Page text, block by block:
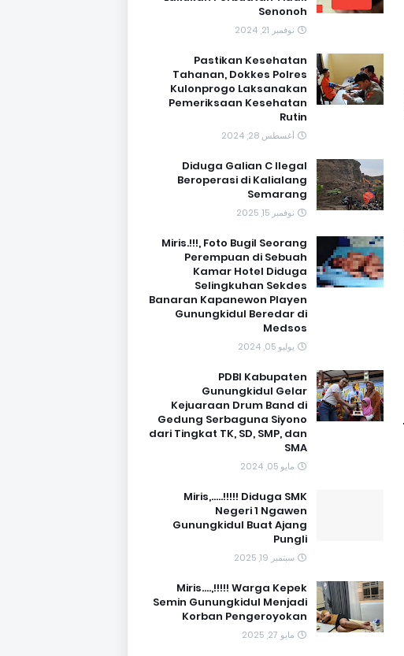
Senonoh
نوفمبر 21, 2024
Pastikan Kesehatan
Tahanan, Dokkes Polres
Kulonprogo Laksanakan
Pemeriksaan Kesehatan
Rutin
أغسطس 28, 2024
Diduga Galian C Ilegal
Beroperasi di Kalialang
Semarang
نوفمبر 15, 2025
Miris.!!!, Foto Bugil Seorang
Perempuan di Sebuah
Kamar Hotel Diduga
Selingkuhan Sekdes
Banaran Kapanewon Playen
Gunungkidul Beredar di
Medsos
يوليو 05, 2024
PDBI Kabupaten
Gunungkidul Gelar
Kejuaraan Drum Band di
Gedung Serbaguna Siyono
dari Tingkat TK, SD, SMP, dan
SMA
مايو 05, 2024
Miris,.....!!!!! Diduga SMK
Negeri 1 Ngawen
Gunungkidul Buat Ajang
Pungli
سبتمبر 19, 2025
Miris....,!!!!! Warga Kepek
Semin Gunungkidul Menjadi
Korban Pengeroyokan
مايو 27, 2025